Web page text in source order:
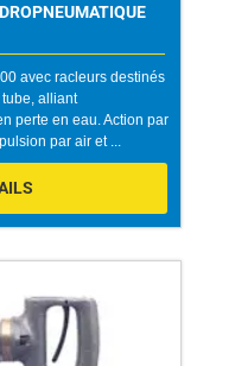
avec racleurs destinés
alliant
perte en eau. Action par
par air et ...